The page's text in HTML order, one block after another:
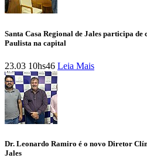
Santa Casa Regional de Jales participa de
Paulista na capital
23.03 10hs46 Leia Mais
Dr. Leonardo Ramiro é o novo Diretor
Jales